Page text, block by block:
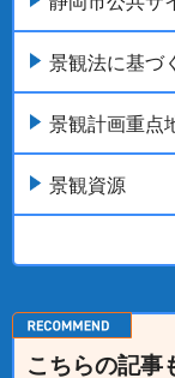
景観法に基づ
景観計画重点
景観資源
こちらの記事